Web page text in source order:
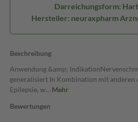
Darreichungsform:
Hersteller: neuraxpharm
Beschreibung
Anwendung &amp;
generalisiert In Kombination mit
Epilepsie, w… Mehr
Bewertungen